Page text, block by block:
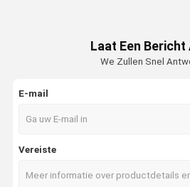
BIPV zonnepaneel
Flexibel fotovoltaïsch paneel
Gekrompen zonne daktegels
Laat Een
We Zullen Snel
E-mail
Vereiste